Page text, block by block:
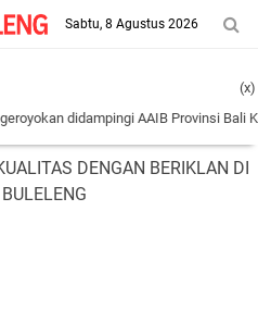
Sabtu, 8 Agustus 2026
AAIB Provinsi Bali Ke Polres
(x)
DENGAN BERIKLAN DI